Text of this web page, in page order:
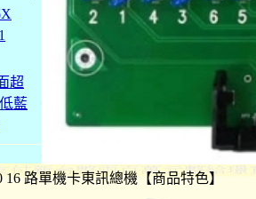
超
藍
16 路單機卡東訊總機【商品特色】